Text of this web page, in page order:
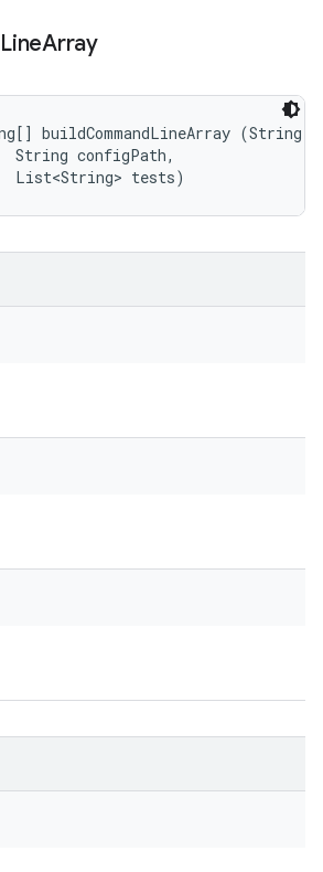
LineArray
buildCommandLineArray
String configPath,
List<String> tests)